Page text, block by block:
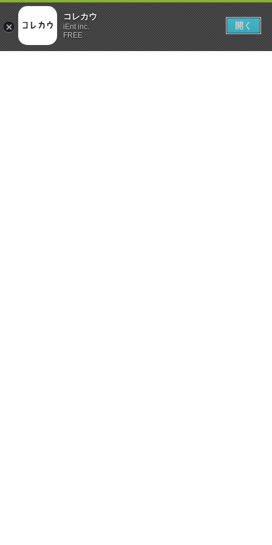
コレカウ
iEnt inc.
FREE
開く